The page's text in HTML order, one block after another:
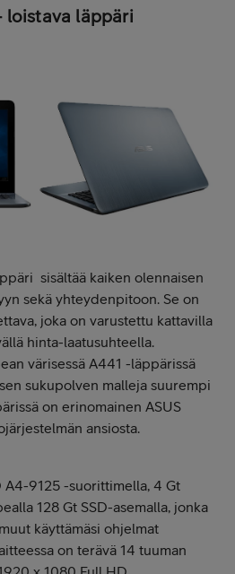
loistava läppäri
sisältää kaiken olennaisen
sekä yhteydenpitoon. Se on
joka on varustettu kattavilla
hinta-laatusuhteella.
värisessä A441 -läppärissä
sukupolven malleja suurempi
on erinomainen ASUS
ansiosta.
9125 -suorittimella, 4 Gt
128 Gt SSD-asemalla, jonka
käyttämäsi ohjelmat
on terävä 14 tuuman